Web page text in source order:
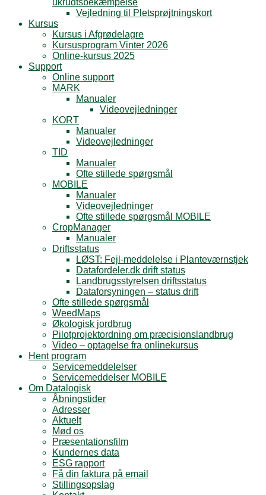
ukrudtsbekæmpelse
Vejledning til Pletsprøjtningskort
Kursus
Kursus i Afgrødelagre
Kursusprogram Vinter 2026
Online-kursus 2025
Support
Online support
MARK
Manualer
Videovejledninger
KORT
Manualer
Videovejledninger
TID
Manualer
Ofte stillede spørgsmål
MOBILE
Manualer
Videovejledninger
Ofte stillede spørgsmål MOBILE
CropManager
Manualer
Driftsstatus
LØST: Fejl-meddelelse i Planteværnstjek
Datafordeler.dk drift status
Landbrugsstyrelsen driftsstatus
Dataforsyningen – status drift
Ofte stillede spørgsmål
WeedMaps
Økologisk jordbrug
Pilotprojektordning om præcisionslandbrug
Video – optagelse fra onlinekursus
Hent program
Servicemeddelelser
Servicemeddelser MOBILE
Om Datalogisk
Åbningstider
Adresser
Aktuelt
Mød os
Præsentationsfilm
Kundernes data
ESG rapport
Få din faktura på email
Stillingsopslag